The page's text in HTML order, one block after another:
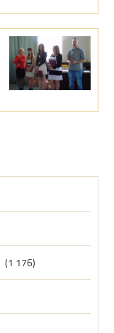
(1 176)